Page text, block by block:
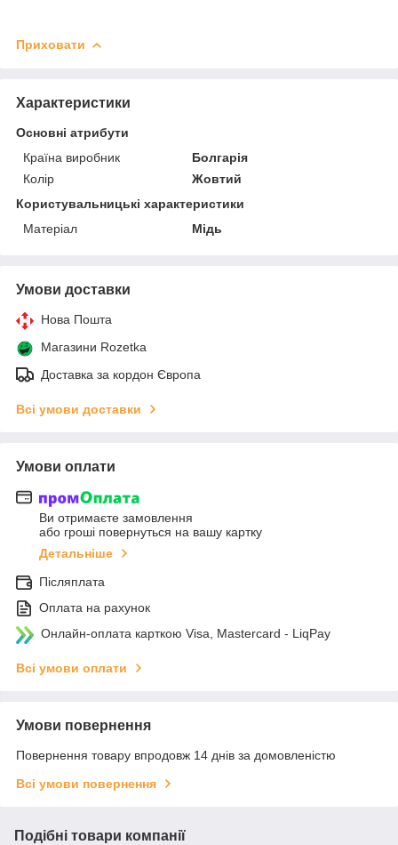
Приховати
Характеристики
Основні атрибути
Країна виробник
Болгарія
Колір
Жовтий
Користувальницькі характеристики
Матеріал
Мідь
Умови доставки
Нова Пошта
Магазини Rozetka
Доставка за кордон Європа
Всі умови доставки
Умови оплати
Ви отримаєте замовлення
або гроші повернуться на вашу картку
Детальніше
Післяплата
Оплата на рахунок
Онлайн-оплата карткою Visa, Mastercard - LiqPay
Всі умови оплати
Умови повернення
Повернення товару впродовж 14 днів за домовленістю
Всі умови повернення
Подібні товари компанії